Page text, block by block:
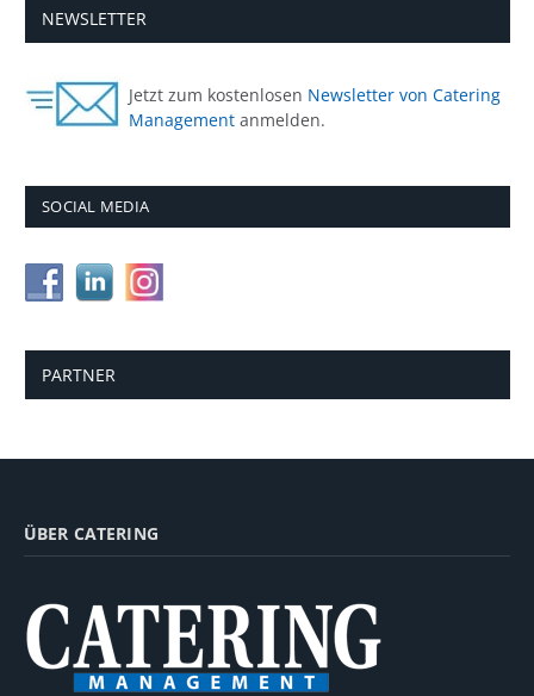
NEWSLETTER
Jetzt zum kostenlosen Newsletter von Catering
Management anmelden.
SOCIAL MEDIA
PARTNER
ÜBER CATERING